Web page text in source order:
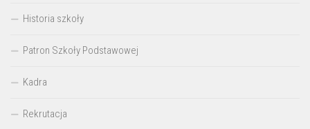
Historia szkoły
Patron Szkoły Podstawowej
Kadra
Rekrutacja